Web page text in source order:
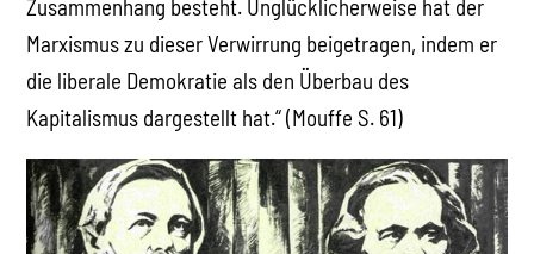
Zusammenhang besteht. Unglücklicherweise hat der
Marxismus zu dieser Verwirrung beigetragen, indem er
die liberale Demokratie als den Überbau des
Kapitalismus dargestellt hat.“ (Mouffe S. 61)